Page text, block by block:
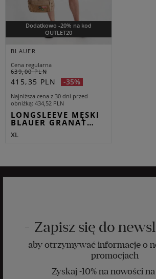
Dodatkowo -20% na kod
OUTLET20
BLAUER
Cena regularna
639,00 PLN
415,35 PLN -35%
Najniższa cena z 30 dni przed
obniżką 434,52 PLN
LONGSLEEVE MĘSKI
BLAUER GRANAT…
XL
Zapisz się do
aby otrzymywać informacje o
promocjach
Zyskaj -10% na nowości na